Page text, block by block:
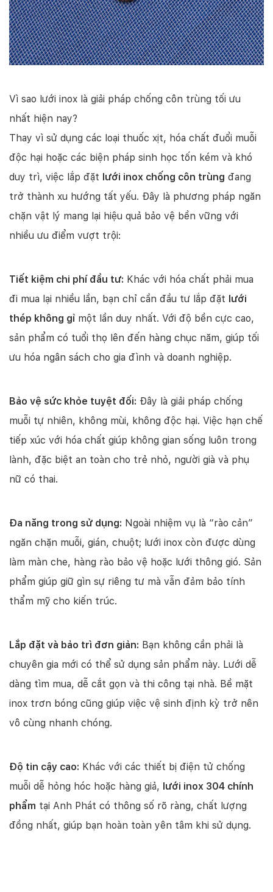
Vì sao lưới inox là giải pháp chống côn trùng tối ưu
nhất hiện nay?
Thay vì sử dụng các loại thuốc xịt, hóa chất đuổi muỗi
độc hại hoặc các biện pháp sinh học tốn kém và khó
duy trì, việc lắp đặt lưới inox chống côn trùng đang
trở thành xu hướng tất yếu. Đây là phương pháp ngăn
chặn vật lý mang lại hiệu quả bảo vệ bền vững với
nhiều ưu điểm vượt trội:
Tiết kiệm chi phí đầu tư: Khác với hóa chất phải mua
đi mua lại nhiều lần, bạn chỉ cần đầu tư lắp đặt lưới
thép không gỉ một lần duy nhất. Với độ bền cực cao,
sản phẩm có tuổi thọ lên đến hàng chục năm, giúp tối
ưu hóa ngân sách cho gia đình và doanh nghiệp.
Bảo vệ sức khỏe tuyệt đối: Đây là giải pháp chống
muỗi tự nhiên, không mùi, không độc hại. Việc hạn chế
tiếp xúc với hóa chất giúp không gian sống luôn trong
lành, đặc biệt an toàn cho trẻ nhỏ, người già và phụ
nữ có thai.
Đa năng trong sử dụng: Ngoài nhiệm vụ là “rào cản”
ngăn chặn muỗi, gián, chuột; lưới inox còn được dùng
làm màn che, hàng rào bảo vệ hoặc lưới thông gió. Sản
phẩm giúp giữ gìn sự riêng tư mà vẫn đảm bảo tính
thẩm mỹ cho kiến trúc.
Lắp đặt và bảo trì đơn giản: Bạn không cần phải là
chuyên gia mới có thể sử dụng sản phẩm này. Lưới dễ
dàng tìm mua, dễ cắt gọn và thi công tại nhà. Bề mặt
inox trơn bóng cũng giúp việc vệ sinh định kỳ trở nên
vô cùng nhanh chóng.
Độ tin cậy cao: Khác với các thiết bị điện tử chống
muỗi dễ hỏng hóc hoặc hàng giả, lưới inox 304 chính
phẩm tại Anh Phát có thông số rõ ràng, chất lượng
đồng nhất, giúp bạn hoàn toàn yên tâm khi sử dụng.